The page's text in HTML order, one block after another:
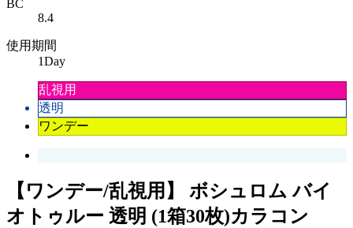
BC
8.4
使用期間
1Day
乱視用
透明
ワンデー
【ワンデー/乱視用】 ボシュロム バイ
オトゥルー 透明 (1箱30枚)カラコン